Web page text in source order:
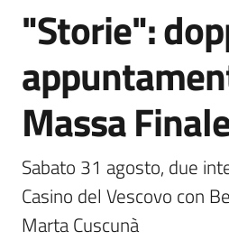
Amministrazione
Servizi
Vivere
Comune
Menu selezionato
Salta al contenuto
"Storie":
Massa
Sabato 31 agosto, due
Casino del Vescovo con
Marta Cuscunà